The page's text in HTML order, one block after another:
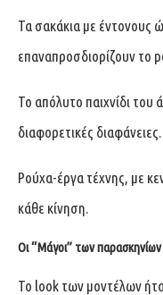
Τα σακάκια με έντονους
επαναπροσδιορίζουν το
Το απόλυτο παιχνίδι
διαφορετικές διαφάνειες.
Ρούχα-έργα τέχνης, με
κάθε κίνηση.
Οι “Μάγοι” των παρασκηνίων
Το look των μοντέλων